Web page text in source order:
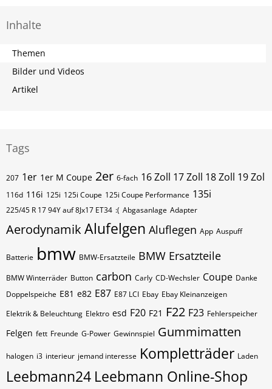
Inhalte
Themen
Bilder und Videos
Artikel
Tags
207 1er 1er M Coupe 2er 6-fach 16 Zoll 17 Zoll 18 Zoll 19 Zol
116d 116i 125i 125i Coupe 125i Coupe Performance 135i
225/45 R 17 94Y auf 8Jx17 ET34 :( Abgasanlage Adapter
Aerodynamik Alufelgen Aluflegen App Auspuff
Batterie bmw BMW-Ersatzteile BMW Ersatzteile
BMW Winterräder Button carbon Carly CD-Wechsler Coupe Danke
Doppelspeiche E81 e82 E87 E87 LCI Ebay Ebay Kleinanzeigen
Elektrik & Beleuchtung Elektro esd F20 F21 F22 F23 Fehlerspeicher
Felgen fett Freunde G-Power Gewinnspiel Gummimatten
halogen i3 interieur jemand interesse Kompletträder Laden
Leebmann24 Leebmann Online-Shop